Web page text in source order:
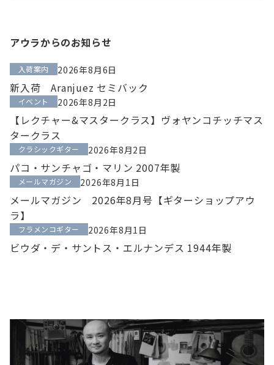
アウラからのお知らせ
2026年8月6日
入荷案内
新入荷 Aranjuez セミバック
2026年8月2日
イベント
【レクチャー&マスタークラス】ヴォヤンコチッチマス
タークラス
2026年8月2日
クラシックギター
パコ・サンチャゴ・マリン 2007年製
2026年8月1日
メールマガジン
メールマガジン 2026年8月号【ギターショップアウ
ラ】
2026年8月1日
フラメンコギター
ビウダ・デ・サントス・エルナンデス 1944年製